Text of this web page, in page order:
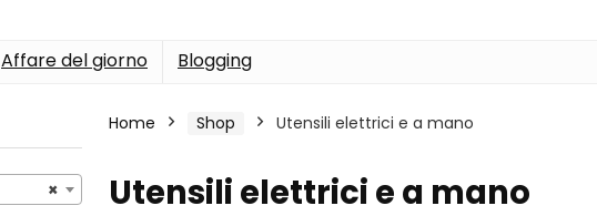
Affare del giorno Blogging
×
Home Shop Utensili elettrici e a mano
Utensili elettrici e a mano